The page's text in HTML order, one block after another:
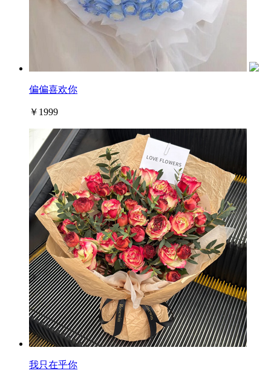
偏偏喜欢你
￥1999
我只在乎你